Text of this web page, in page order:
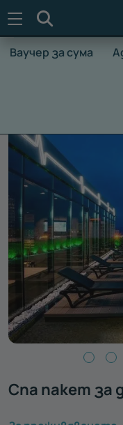
Ваучер за сума
Спа пакет за